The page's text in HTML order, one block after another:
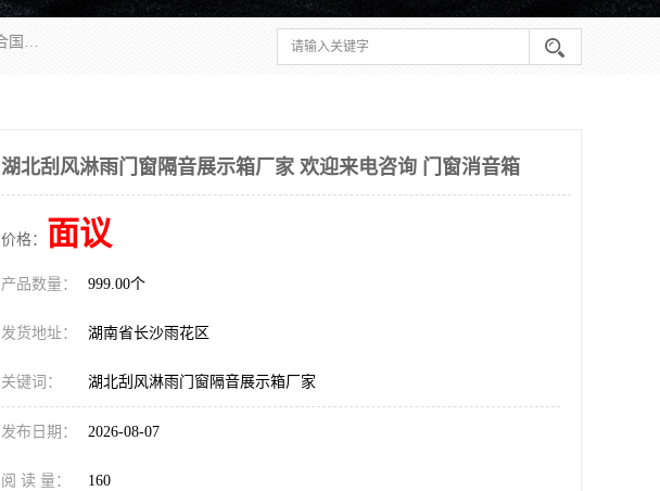
湖南兰思仪器有限公司是一家从事检测仪器研发生产销售和维修保养服务的综合型企业，产品符合国际标准可按需定制专业售前售后工程师，主要有门窗性能体验箱、门窗隔音展示箱、恒温恒湿试验箱、步入式恒温恒湿房、高低温试验箱、老化试验箱、老化试验房、恒温恒湿培养箱、水泥标准养护试验箱、电热鼓风干燥试验箱、真空干燥箱、工业烤箱、盐雾腐蚀试验箱等。
湖北刮风淋雨门窗隔音展示箱厂家 欢迎来电咨询 门窗消音箱
价格： 面议
产品数量： 999.00个
发货地址： 湖南省长沙雨花区
关键词： 湖北刮风淋雨门窗隔音展示箱厂家
发布日期： 2026-08-07
阅 读 量： 160